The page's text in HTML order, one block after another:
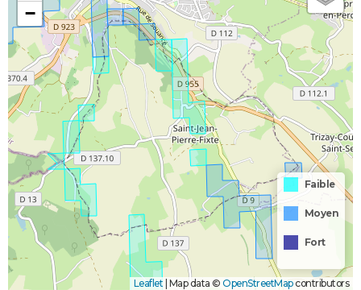
−
Faible
Moyen
Fort
Leaflet | Map data © OpenStreetMapcontributors